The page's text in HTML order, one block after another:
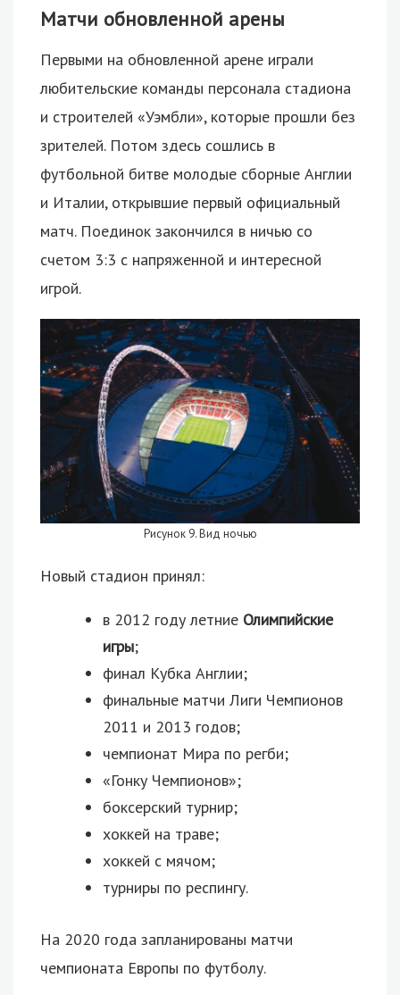
Матчи обновленной арены
Первыми на обновленной арене играли
любительские команды персонала стадиона
и строителей «Уэмбли», которые прошли без
зрителей. Потом здесь сошлись в
футбольной битве молодые сборные Англии
и Италии, открывшие первый официальный
матч. Поединок закончился в ничью со
счетом 3:3 с напряженной и интересной
игрой.
Рисунок 9. Вид ночью
Новый стадион принял:
в 2012 году летние Олимпийские
игры;
финал Кубка Англии;
финальные матчи Лиги Чемпионов
2011 и 2013 годов;
чемпионат Мира по регби;
«Гонку Чемпионов»;
боксерский турнир;
хоккей на траве;
хоккей с мячом;
турниры по респингу.
На 2020 года запланированы матчи
чемпионата Европы по футболу.